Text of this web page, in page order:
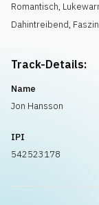
Romantisch,
Dahintreibend,
Track-Details:
Name
Jon Hansson
IPI
542523178